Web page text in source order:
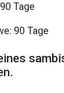
Tage
90 Tage